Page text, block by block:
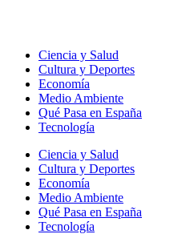
Ciencia y Salud
Cultura y Deportes
Economía
Medio Ambiente
Qué Pasa en España
Tecnología
Ciencia y Salud
Cultura y Deportes
Economía
Medio Ambiente
Qué Pasa en España
Tecnología